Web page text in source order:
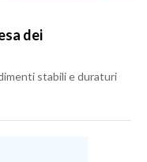
dei
stabili e duraturi